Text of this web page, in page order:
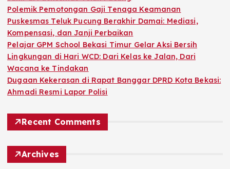
Polemik Pemotongan Gaji Tenaga Keamanan
Puskesmas Teluk Pucung Berakhir Damai: Mediasi,
Kompensasi, dan Janji Perbaikan
Pelajar GPM School Bekasi Timur Gelar Aksi Bersih
Lingkungan di Hari WCD: Dari Kelas ke Jalan, Dari
Wacana ke Tindakan
Dugaan Kekerasan di Rapat Banggar DPRD Kota Bekasi:
Ahmadi Resmi Lapor Polisi
Recent Comments
Archives